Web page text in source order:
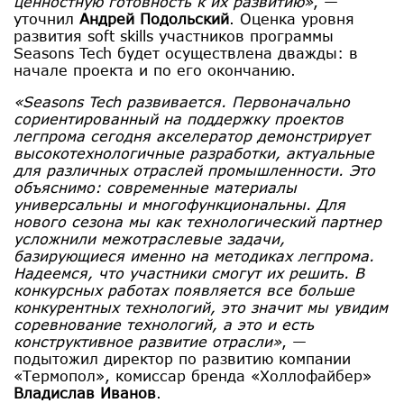
уточнил Андрей Подольский. Оценка уровня
развития soft skills участников программы
Seasons Tech будет осуществлена дважды: в
начале проекта и по его окончанию.
«Seasons Tech развивается. Первоначально
сориентированный на поддержку проектов
легпрома сегодня акселератор демонстрирует
высокотехнологичные разработки, актуальные
для различных отраслей промышленности. Это
объяснимо: современные материалы
универсальны и многофункциональны. Для
нового сезона мы как технологический партнер
усложнили межотраслевые задачи,
базирующиеся именно на методиках легпрома.
Надеемся, что участники смогут их решить. В
конкурсных работах появляется все больше
конкурентных технологий, это значит мы увидим
соревнование технологий, а это и есть
конструктивное развитие отрасли», —
подытожил директор по развитию компании
«Термопол», комиссар бренда «Холлофайбер»
Владислав Иванов.